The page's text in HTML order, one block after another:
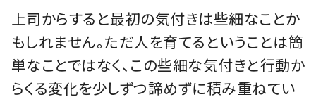
上司からすると最初の気付きは些細なことか
もしれません。ただ人を育てるということは簡
単なことではなく、この些細な気付きと行動か
らくる変化を少しずつ諦めずに積み重ねてい